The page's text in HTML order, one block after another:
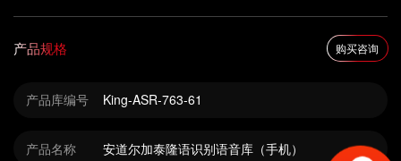
产品规格 购买咨询
产品库编号 King-ASR-763-61
产品名称 安道尔加泰隆语识别语音库（手机）